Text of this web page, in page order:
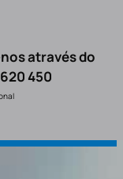
através do
450